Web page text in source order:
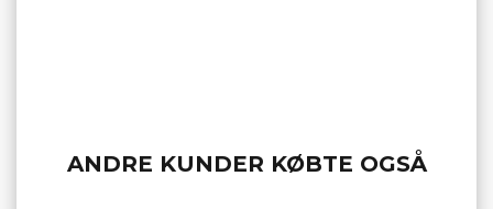
ANDRE KUNDER KØBTE OGSÅ